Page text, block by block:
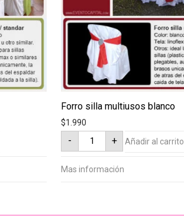
Forro silla multiusos blanco
$1.990
-
Forro
silla
multiusos
cantidad
+ Añadir al carrito
Mas información